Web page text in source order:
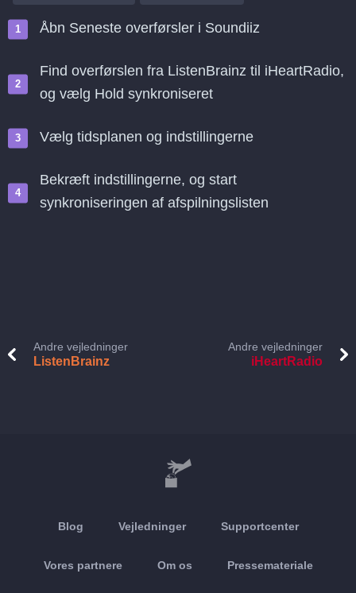
Åbn Seneste overførsler i Soundiiz
Find overførslen fra ListenBrainz til iHeartRadio,
og vælg Hold synkroniseret
Vælg tidsplanen og indstillingerne
Bekræft indstillingerne, og start
synkroniseringen af afspilningslisten
Andre vejledninger
ListenBrainz
Andre vejledninger
iHeartRadio
Blog Vejledninger Supportcenter
Vores partnere Om os Pressemateriale